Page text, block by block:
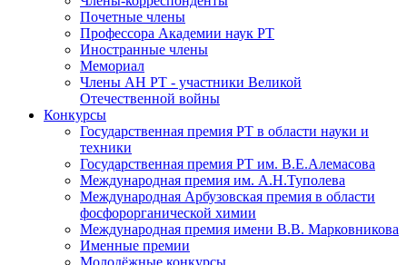
Почетные члены
Профессора Академии наук РТ
Иностранные члены
Мемориал
Члены АН РТ - участники Великой
Отечественной войны
Конкурсы
Государственная премия РТ в области науки и
техники
Государственная премия РТ им. В.Е.Алемасова
Международная премия им. А.Н.Туполева
Международная Арбузовская премия в области
фосфорорганической химии
Международная премия имени В.В. Марковникова
Именные премии
Молодёжные конкурсы